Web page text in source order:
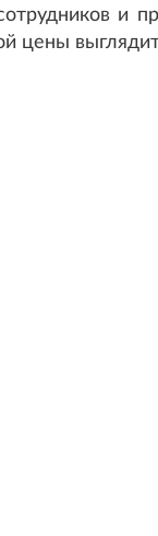
и
цены